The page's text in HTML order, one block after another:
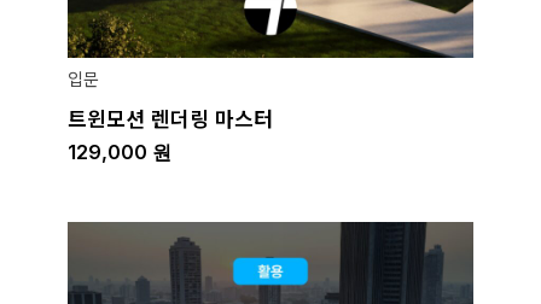
입문
트윈모션 렌더링 마스터
129,000 원